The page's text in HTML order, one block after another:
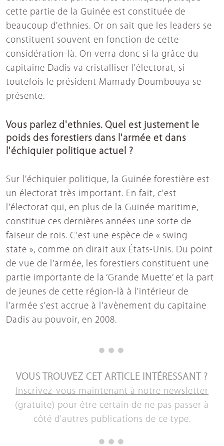
cette partie de la Guinée est constituée de
beaucoup d'ethnies. Or on sait que les leaders se
constituent souvent en fonction de cette
considération-là. On verra donc si la grâce du
capitaine Dadis va cristalliser l'électorat, si
toutefois le président Mamady Doumbouya se
présente.
Vous parlez d'ethnies. Quel est justement le
poids des forestiers dans l'armée et dans
l'échiquier politique actuel ?
Sur l'échiquier politique, la Guinée forestière est
un électorat très important. En fait, c'est
l'électorat qui, en plus de la Guinée maritime,
constitue ces dernières années une sorte de
faiseur de rois. C'est une espèce de « swing
state », comme on dirait aux États-Unis. Du point
de vue de l'armée, les forestiers constituent une
partie importante de la ‘Grande Muette’ et la part
de jeunes de cette région-là à l'intérieur de
l'armée s'est accrue à l'avènement du capitaine
Dadis au pouvoir, en 2008.
VOUS TROUVEZ CET ARTICLE INTÉRESSANT ?
Inscrivez-vous maintenant à notre newsletter
(gratuite) pour être certain de ne pas passer à
côté d'autres publications de ce type.